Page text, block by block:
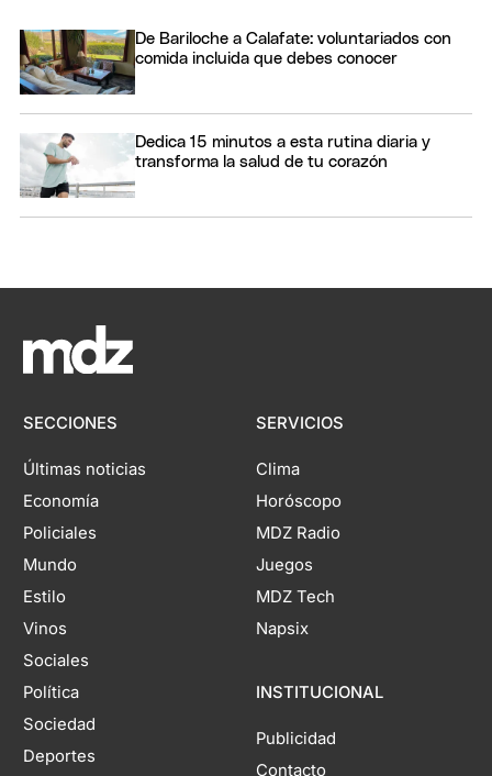
De Bariloche a Calafate: voluntariados con
comida incluida que debes conocer
Dedica 15 minutos a esta rutina diaria y
transforma la salud de tu corazón
SECCIONES
Últimas noticias
Economía
Policiales
Mundo
Estilo
Vinos
Sociales
Política
Sociedad
Deportes
SERVICIOS
Clima
Horóscopo
MDZ Radio
Juegos
MDZ Tech
Napsix
INSTITUCIONAL
Publicidad
Contacto